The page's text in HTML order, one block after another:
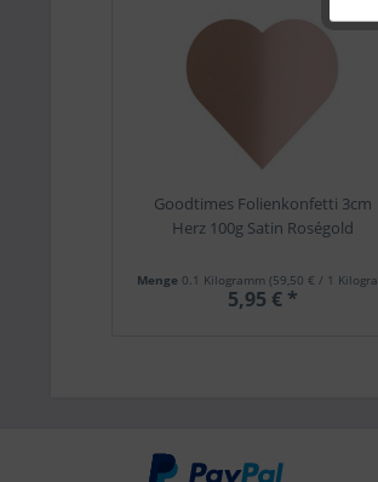
Goodtimes Folienkonfetti 3cm
Herz 100g Satin Roségold
Menge 0.1 Kilogramm (59,50 € / 1 Kilogramm)
5,95 € *